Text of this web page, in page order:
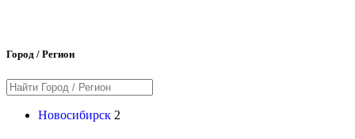
Город / Регион
Новосибирск 2